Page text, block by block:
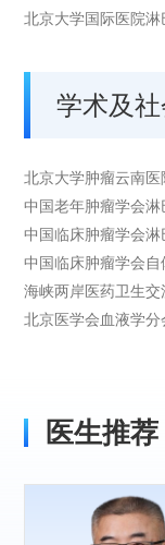
北京大学国际医院
学术及
北京大学肿瘤云南
中国老年肿瘤学会
中国临床肿瘤学会
中国临床肿瘤学会
海峡两岸医药卫生
北京医学会血液学分
医生推荐